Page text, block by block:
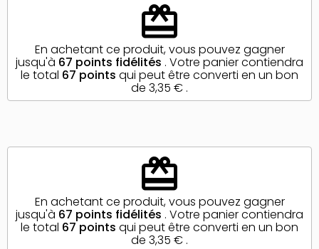
redeem
En achetant ce produit, vous pouvez gagner
jusqu'à 67 points fidélités . Votre panier contiendra
le total 67 points qui peut être converti en un bon
de 3,35 € .
redeem
En achetant ce produit, vous pouvez gagner
jusqu'à 67 points fidélités . Votre panier contiendra
le total 67 points qui peut être converti en un bon
de 3,35 € .